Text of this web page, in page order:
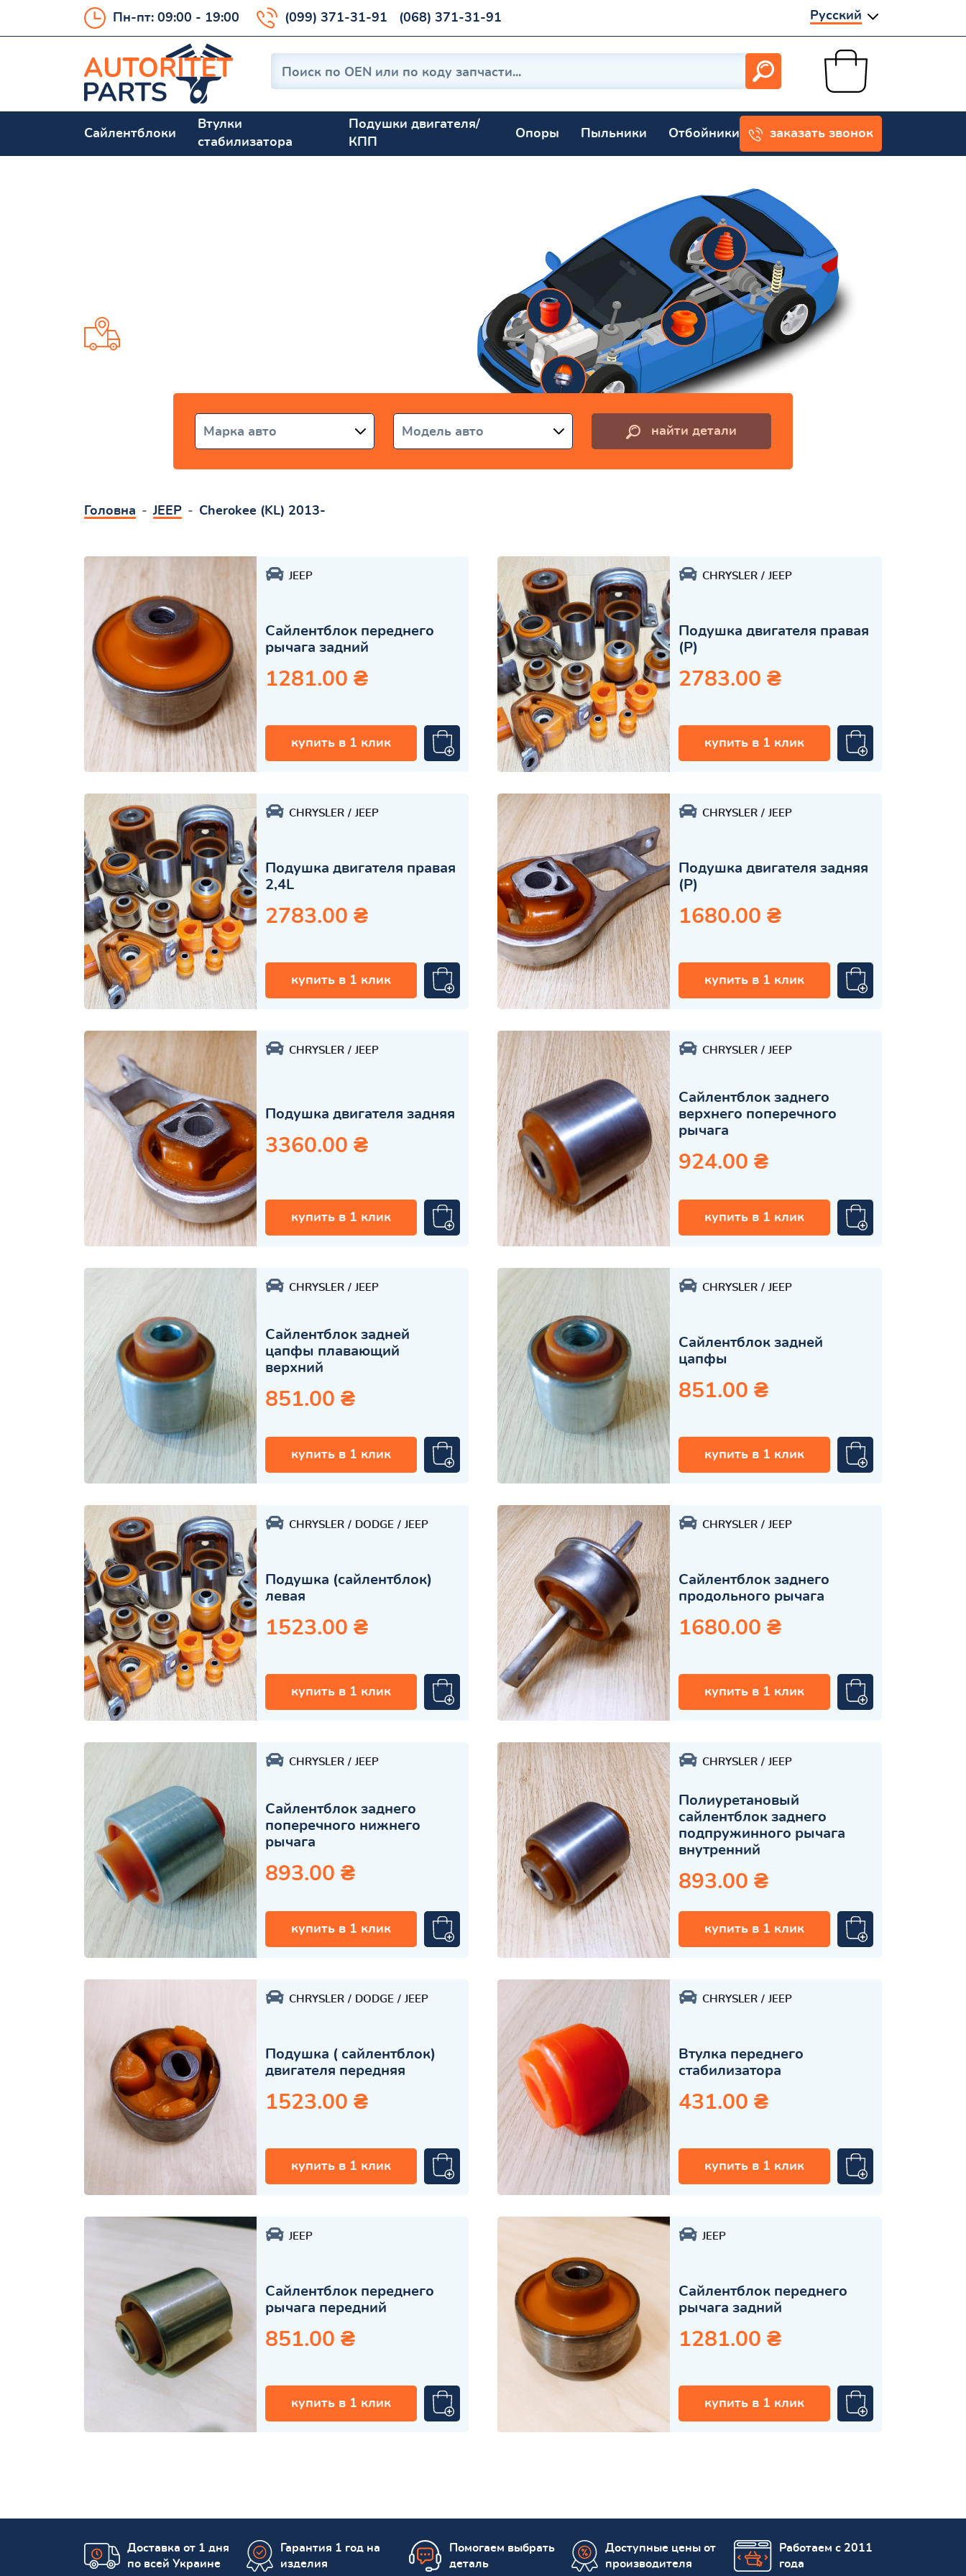
Пн-пт: 09:00 - 19:00 (099) 371-31-91 (068) 371-31-91 Русский
Сайлентблоки
Втулки
стабилизатора
Подушки двигателя/
КПП
Опоры Пыльники Отбойники заказать звонок
Марка авто Модель авто найти детали
Головна JEEP Cherokee (KL) 2013-
JEEP
Сайлентблок переднего
рычага задний
1281.00 ₴
купить в 1 клик
CHRYSLER JEEP
Подушка двигателя правая
(Р)
2783.00 ₴
купить в 1 клик
CHRYSLER JEEP
Подушка двигателя правая
2,4L
2783.00 ₴
купить в 1 клик
CHRYSLER JEEP
Подушка двигателя задняя
(Р)
1680.00 ₴
купить в 1 клик
CHRYSLER JEEP
Подушка двигателя задняя
3360.00 ₴
купить в 1 клик
CHRYSLER JEEP
Сайлентблок заднего
верхнего поперечного
рычага
924.00 ₴
купить в 1 клик
CHRYSLER JEEP
Сайлентблок задней
цапфы плавающий
верхний
851.00 ₴
купить в 1 клик
CHRYSLER JEEP
Сайлентблок задней
цапфы
851.00 ₴
купить в 1 клик
CHRYSLER DODGE JEEP
Подушка (сайлентблок)
левая
1523.00 ₴
купить в 1 клик
CHRYSLER JEEP
Сайлентблок заднего
продольного рычага
1680.00 ₴
купить в 1 клик
CHRYSLER JEEP
Сайлентблок заднего
поперечного нижнего
рычага
893.00 ₴
купить в 1 клик
CHRYSLER JEEP
Полиуретановый
сайлентблок заднего
подпружинного рычага
внутренний
893.00 ₴
купить в 1 клик
CHRYSLER DODGE JEEP
Подушка ( сайлентблок)
двигателя передняя
1523.00 ₴
купить в 1 клик
CHRYSLER JEEP
Втулка переднего
стабилизатора
431.00 ₴
купить в 1 клик
JEEP
Сайлентблок переднего
рычага передний
851.00 ₴
купить в 1 клик
JEEP
Сайлентблок переднего
рычага задний
1281.00 ₴
купить в 1 клик
Доставка от 1 дня
по всей Украине
Гарантия 1 год на
изделия
Помогаем выбрать
деталь
Доступные цены от
производителя
Работаем с 2011
года